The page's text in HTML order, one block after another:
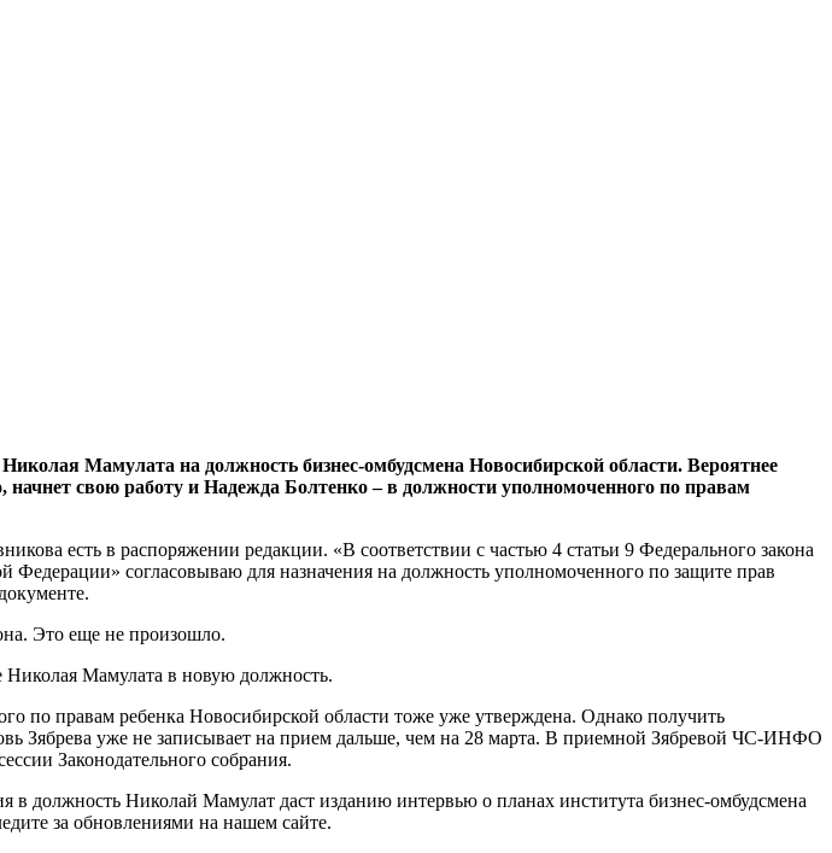
Мамулата на должность бизнес-омбудсмена Новосибирской области. Вероятнее
свою работу и Надежда Болтенко – в должности уполномоченного по правам
есть в распоряжении редакции. «В соответствии с частью 4 статьи 9 Федерального закона
согласовываю для назначения на должность уполномоченного по защите прав
Это еще не произошло.
Мамулата в новую должность.
правам ребенка Новосибирской области тоже уже утверждена. Однако получить
Зябрева уже не записывает на прием дальше, чем на 28 марта. В приемной Зябревой ЧС-ИНФО
Законодательного собрания.
должность Николай Мамулат даст изданию интервью о планах института бизнес-омбудсмена
за обновлениями на нашем сайте.